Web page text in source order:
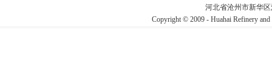
河北省沧州市新华
Copyright © 2009 - Huahai Refinery